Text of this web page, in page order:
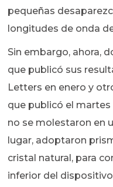
pequeñas
longitudes de onda
Sin embargo, ahora,
que publicó sus
Letters en enero y
que publicó el
no se molestaron en
lugar, adoptaron
cristal natural, para
inferior del